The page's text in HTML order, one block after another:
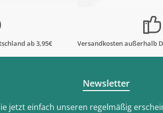
ab 3,95€ Versandkosten außerhalb
Newsletter
jetzt einfach unseren regelmäßig